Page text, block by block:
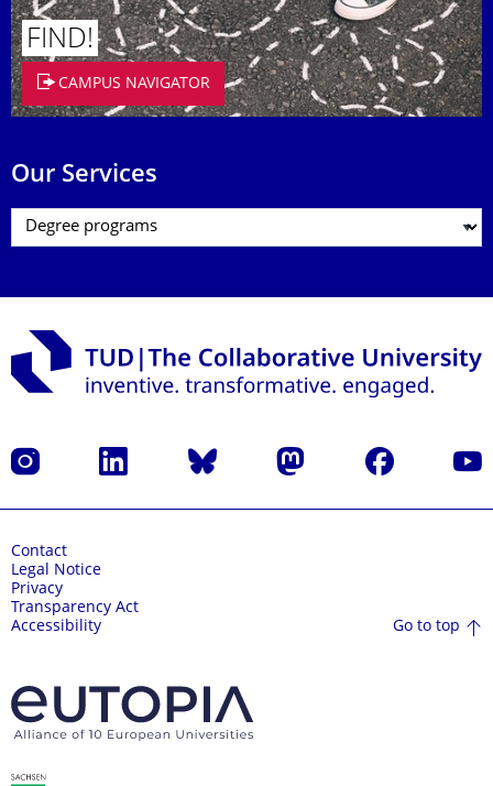
FIND!
CAMPUS NAVIGATOR
Our Services
Instagram LinkedIn Bluesky Mastodon Facebook
Contact
Legal Notice
Privacy
Transparency Act
Accessibility
Go to top